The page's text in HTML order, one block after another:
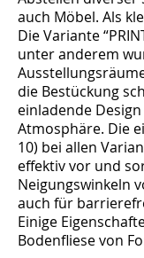
auch Möbel. Als
Die Variante
unter anderem
die Bestückung
einladende
Atmosphäre. Die
10) bei allen
effektiv vor und
Neigungswinkeln
auch für
Einige
Bodenfliese von